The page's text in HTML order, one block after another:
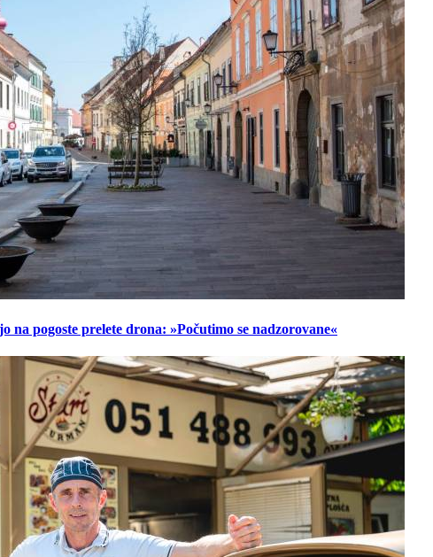
na pogoste prelete drona: »Počutimo se nadzorovane«